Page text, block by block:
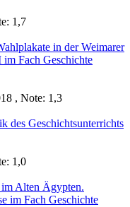
1,7
in der Weimarer
Fach Geschichte
, Note: 1,3
des Geschichtsunterrichts
1,0
Alten Ägypten.
im Fach Geschichte